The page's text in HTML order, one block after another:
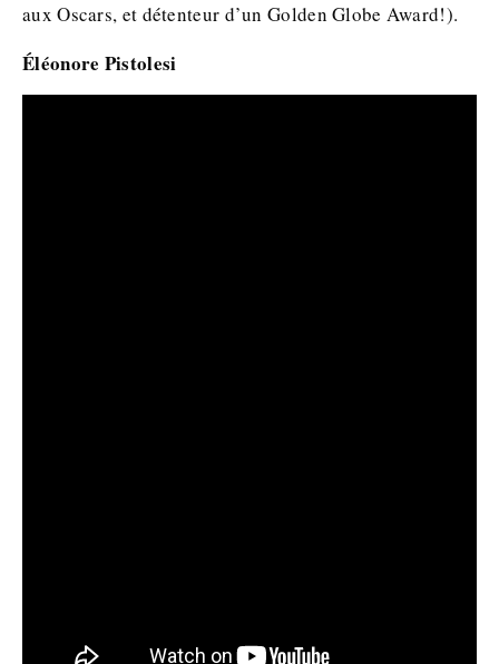
aux Oscars, et détenteur d’un Golden Globe Award!).
Éléonore Pistolesi